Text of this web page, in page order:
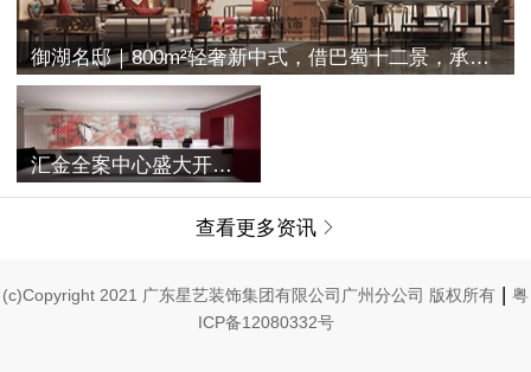
御湖名邸｜800m²轻奢新中式，借巴蜀十二景，承古典之空灵
汇金全案中心盛大开业 | 融合过往与未来，唤醒家的美学记忆
查看更多资讯 
(c)Copyright 2021 广东星艺装饰集团有限公司广州分公司 版权所有 | 粤
ICP备12080332号